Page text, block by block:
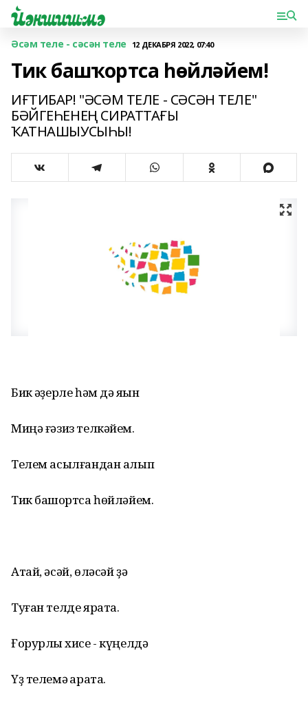
Әсәм теле - сәсән теле 12 ДЕКАБРЯ 2022, 07:40
Тик башҡортса һөйләйем!
ИҒТИБАР! "ӘСӘМ ТЕЛЕ - СӘСӘН ТЕЛЕ"
БӘЙГЕҺЕНЕҢ СИРАТТАҒЫ
ҠАТНАШЫУСЫҺЫ!
Бик ҡәҙерле һәм дә яҡын
Миңә ғәзиз телкәйем.
Телем асылғандан алып
Тик башҡортса һөйләйем.
Атай, әсәй, өләсәй ҙә
Туған телде ярата.
Ғорурлыҡ хисе - күңелдә
Үҙ телемә ҡарата.